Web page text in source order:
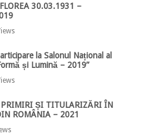
30.03.1931 –
la Salonul Național al
și Lumină – 2019”
ȘI TITULARIZĂRI ÎN
ROMÂNIA – 2021